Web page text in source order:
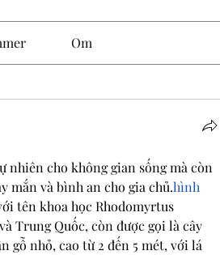
Om
nhiên cho không gian sống mà còn
mắn và bình an cho gia chủ.hình
tên khoa học Rhodomyrtus
Trung Quốc, còn được gọi là cây
gỗ nhỏ, cao từ 2 đến 5 mét, với lá